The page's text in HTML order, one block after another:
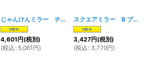
[1692w] じゃんけんミラー チョキ メッキ [1690w ]
4,601円(税別)
(税込 : 5,061 円)
スクエアミラー B ブラック
3,427円(税別)
(税込 : 3,770円)